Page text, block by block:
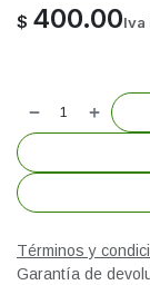
$ 400.00Iva
Términos y
Garantía de